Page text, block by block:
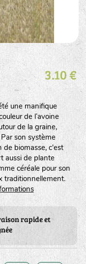
3.10 €
une manifique
de l’avoine
de la graine,
son système
de biomasse, c'est
aussi de plante
céréale pour son
traditionnellement.
rapide et